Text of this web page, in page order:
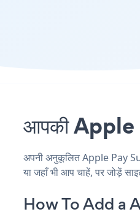
आपकी Apple
अपनी अनुकूलित Apple Pay
या जहाँ भी आप चाहें, पर जोड़ें
How To Add a